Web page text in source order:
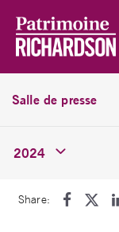
Salle de presse
2024
Share: